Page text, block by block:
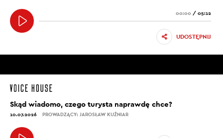
00:00 / 05:12
UDOSTĘPNIJ
Skąd wiadomo, czego turysta naprawdę chce?
10.07.2026 PROWADZĄCY: JAROSŁAW KUŹNIAR